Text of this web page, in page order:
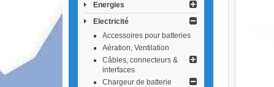
Energies
Electricité
Accessoires pour batteries
Aération, Ventilation
Câbles, connecteurs &
interfaces
Chargeur de batterie